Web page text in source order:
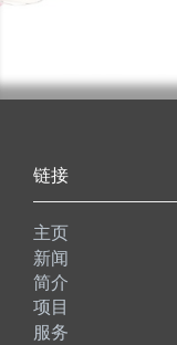
链接
主页
新闻
简介
项目
服务